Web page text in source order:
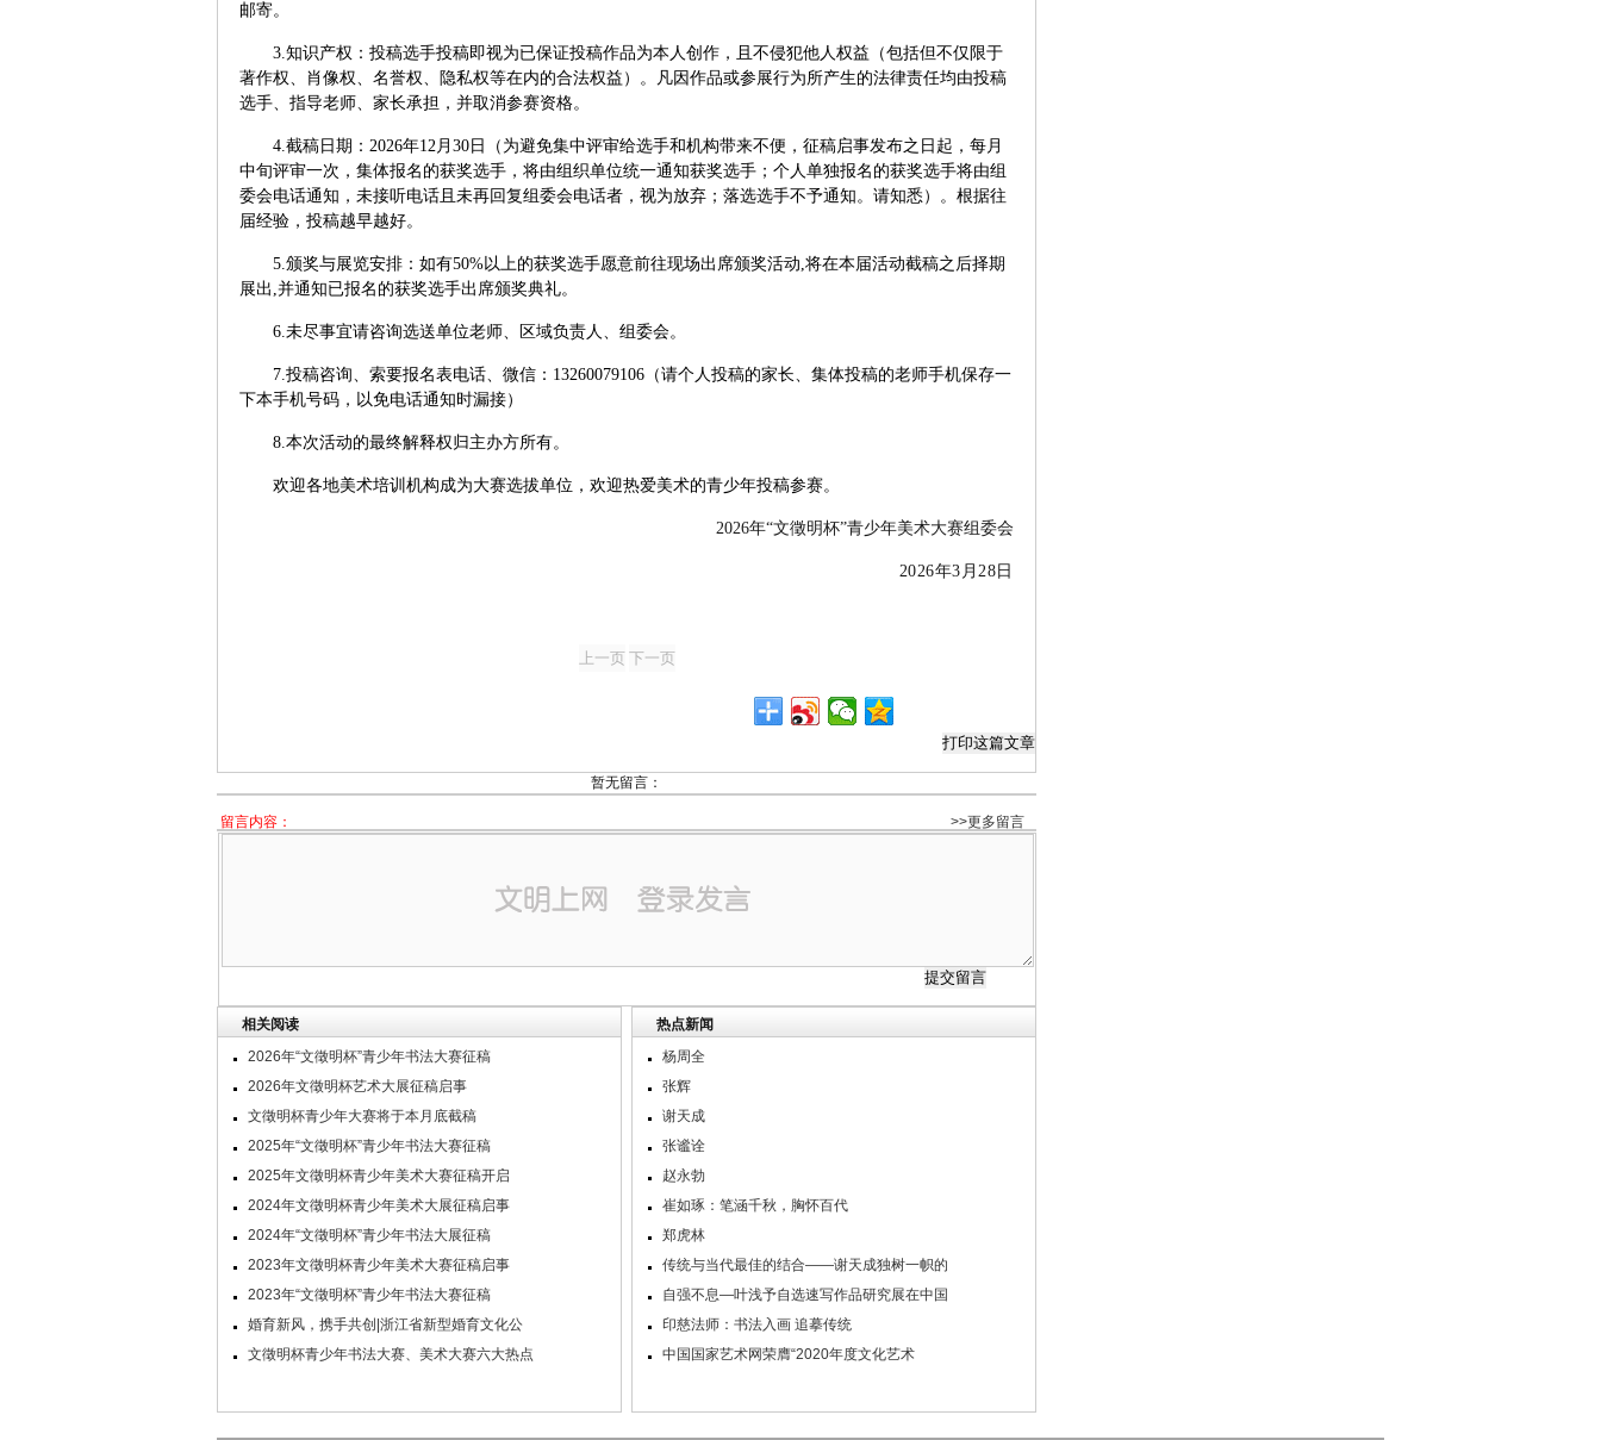
邮寄。
3.知识产权：投稿选手投稿即视为已保证投稿作品为本人创作，且不侵犯他人权益（包括但不仅限于
著作权、肖像权、名誉权、隐私权等在内的合法权益）。凡因作品或参展行为所产生的法律责任均由投稿
选手、指导老师、家长承担，并取消参赛资格。
4.截稿日期： 2026年12月 30 日（为避免集中评审给选手和机构带来不便，征稿启事发布之日起，每月
中旬评审一次，集体报名的获奖选手，将由组织单位统一通知获奖选手；个人单独报名的获奖选手将由组
委会电话通知 ，未接听电话且未再回复组委会电话者，视为放弃 ；落选选手不予通知。请知悉）。根据往
届经验，投稿越早越好。
5.颁奖与展览安排： 如有50%以上的获奖选手愿意前往现场出席颁奖活动,将在本届活动截稿之后择期
展出 ,并通知已报名的获奖选手出席颁奖典礼。
6.未尽事宜请咨询选送单位老师、区域负责人、组委会。
7.投稿咨询、索要报名表电话、微信： 13260079106 （请个人投稿的家长、集体投稿的老师手机保存一
下本手机号码，以免电话通知时漏接）
8.本次活动的最终解释权归主办方所有。
欢迎各地美术培训机构成为大赛选拔单位，欢迎热爱美术的青少年投稿参赛。
2026年“文徵明杯”青少年美术大赛组委会
2026年3 月28 日
暂无留言：
留言内容： >>更多留言
相关阅读
2026年“文徵明杯”青少年书法大赛征稿
2026年文徵明杯艺术大展征稿启事
文徵明杯青少年大赛将于本月底截稿
2025年“文徵明杯”青少年书法大赛征稿
2025年文徵明杯青少年美术大赛征稿开启
2024年文徵明杯青少年美术大展征稿启事
2024年“文徵明杯”青少年书法大展征稿
2023年文徵明杯青少年美术大赛征稿启事
2023年“文徵明杯”青少年书法大赛征稿
婚育新风，携手共创|浙江省新型婚育文化公
文徵明杯青少年书法大赛、美术大赛六大热点
热点新闻
杨周全
张辉
谢天成
张谧诠
赵永勃
崔如琢：笔涵千秋，胸怀百代
郑虎林
传统与当代最佳的结合——谢天成独树一帜的
自强不息—叶浅予自选速写作品研究展在中国
印慈法师：书法入画 追摹传统
中国国家艺术网荣膺“2020年度文化艺术